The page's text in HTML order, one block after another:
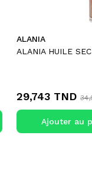
ALANIA
ALANIA HUILE
29,743 TND
Ajouter au